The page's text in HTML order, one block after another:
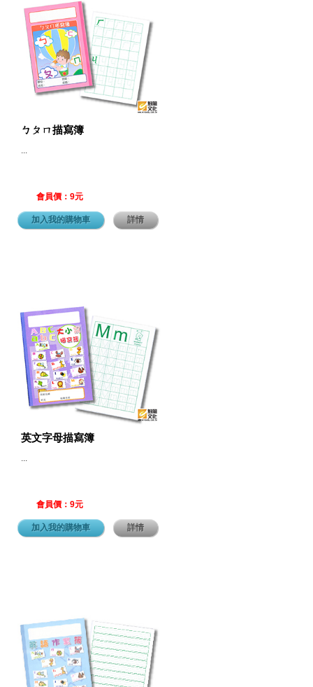
ㄅㄆㄇ描寫簿
...
會員價：9元
加入我的購物車 詳情
英文字母描寫簿
...
會員價：9元
加入我的購物車 詳情